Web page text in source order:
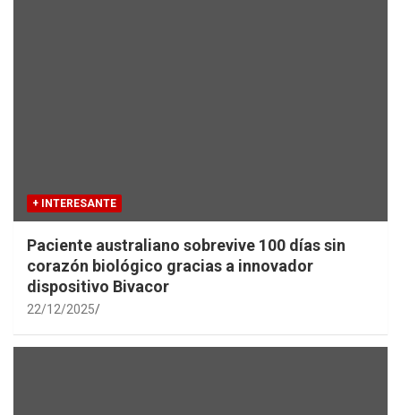
+ INTERESANTE
Paciente australiano sobrevive 100 días sin
corazón biológico gracias a innovador
dispositivo Bivacor
22/12/2025